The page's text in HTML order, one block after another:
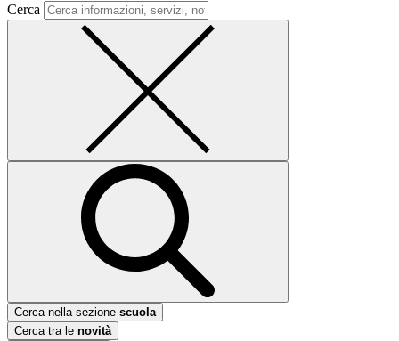
Cerca
Cerca nella sezione scuola
Cerca tra le novità